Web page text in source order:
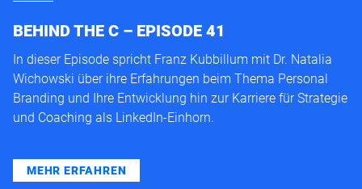
BEHIND THE C – EPISODE 41
In dieser Episode spricht Franz Kubbillum mit Dr. Natalia
Wichowski über ihre Erfahrungen beim Thema Personal
Branding und Ihre Entwicklung hin zur Karriere für Strategie
und Coaching als LinkedIn-Einhorn.
MEHR ERFAHREN